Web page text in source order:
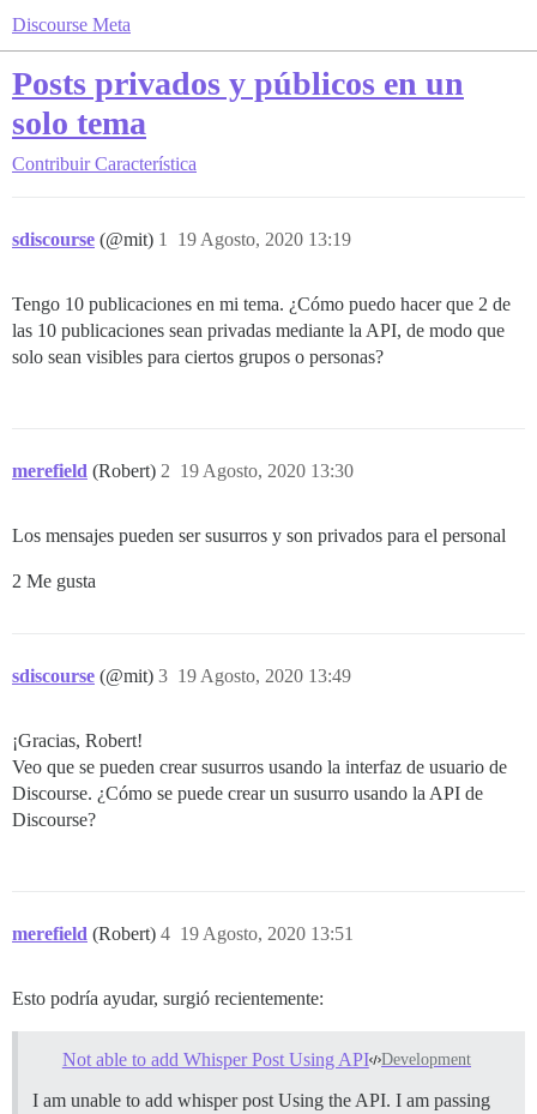
Discourse Meta
Posts privados y públicos en un
solo tema
Contribuir Característica
sdiscourse (@mit) 19 Agosto, 2020 13:19
1
Tengo 10 publicaciones en mi tema. ¿Cómo puedo hacer que 2 de
las 10 publicaciones sean privadas mediante la API, de modo que
solo sean visibles para ciertos grupos o personas?
merefield (Robert) 19 Agosto, 2020 13:30
2
Los mensajes pueden ser susurros y son privados para el personal
2 Me gusta
sdiscourse (@mit) 19 Agosto, 2020 13:49
3
¡Gracias, Robert!
Veo que se pueden crear susurros usando la interfaz de usuario de
Discourse. ¿Cómo se puede crear un susurro usando la API de
Discourse?
merefield (Robert) 19 Agosto, 2020 13:51
4
Esto podría ayudar, surgió recientemente:
Not able to add Whisper Post Using API Development
I am unable to add whisper post Using the API. I am passing